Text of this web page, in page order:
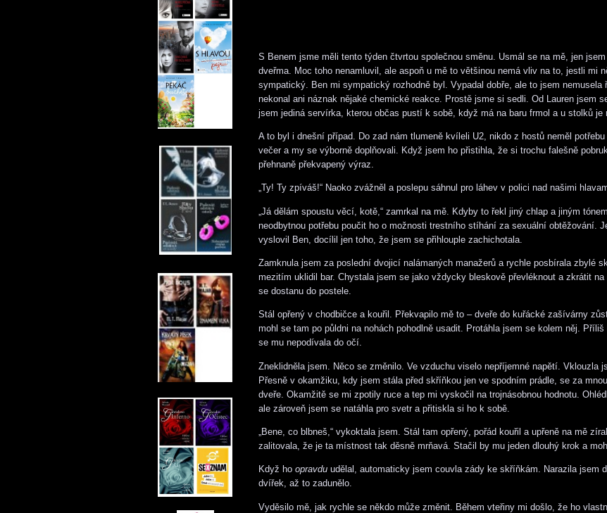
S Benem jsme měli tento týden čtvrtou společnou směnu. Usmál se na mě, jen
dveřma. Moc toho nenamluvil, ale aspoň u mě to většinou nemá vliv na to, jestli mi
sympatický. Ben mi sympatický rozhodně byl. Vypadal dobře, ale to jsem nemusela
nekonal ani náznak nějaké chemické reakce. Prostě jsme si sedli. Od Lauren jsem
jsem jediná servírka, kterou občas pustí k sobě, když má na baru frmol a u stolků je
A to byl i dnešní případ. Do zad nám tlumeně kvíleli U2, nikdo z hostů neměl
večer a my se výborně doplňovali. Když jsem ho přistihla, že si trochu falešně
přehnaně překvapený výraz.
„Ty! Ty zpíváš!“ Naoko zvážněl a poslepu sáhnul pro láhev v polici nad našimi
„Já dělám spoustu věcí, kotě,“ zamrkal na mě. Kdyby to řekl jiný chlap a jiným
neodbytnou potřebu poučit ho o možnosti trestního stíhání za sexuální obtěžování.
vyslovil Ben, docílil jen toho, že jsem se přihlouple zachichotala.
Zamknula jsem za poslední dvojicí nalámaných manažerů a rychle posbírala zbylé
mezitím uklidil bar. Chystala jsem se jako vždycky bleskově převléknout a zkrátit
se dostanu do postele.
Stál opřený v chodbičce a kouřil. Překvapilo mě to – dveře do kuřácké zašívárny
mohl se tam po půldni na nohách pohodlně usadit. Protáhla jsem se kolem něj.
se mu nepodívala do očí.
Zneklidněla jsem. Něco se změnilo. Ve vzduchu viselo nepříjemné napětí. Vklouzla
Přesně v okamžiku, kdy jsem stála před skříňkou jen ve spodním prádle, se za
dveře. Okamžitě se mi zpotily ruce a tep mi vyskočil na trojnásobnou hodnotu.
ale zároveň jsem se natáhla pro svetr a přitiskla si ho k sobě.
„Bene, co blbneš,“ vykoktala jsem. Stál tam opřený, pořád kouřil a upřeně na mě
zalitovala, že je ta místnost tak děsně mrňavá. Stačil by mu jeden dlouhý krok a
Když ho opravdu udělal, automaticky jsem couvla zády ke skříňkám. Narazila jsem
dvířek, až to zadunělo.
Vyděsilo mě, jak rychle se někdo může změnit. Během vteřiny mi došlo, že ho